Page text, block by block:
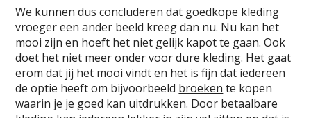
We kunnen dus concluderen dat goedkope kleding
vroeger een ander beeld kreeg dan nu. Nu kan het
mooi zijn en hoeft het niet gelijk kapot te gaan. Ook
doet het niet meer onder voor dure kleding. Het gaat
erom dat jij het mooi vindt en het is fijn dat iedereen
de optie heeft om bijvoorbeeld broeken te kopen
waarin je je goed kan uitdrukken. Door betaalbare